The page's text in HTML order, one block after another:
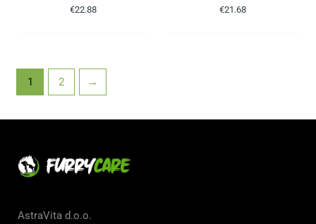
€22.88 €21.68
1 2 →
AstraVita d.o.o.